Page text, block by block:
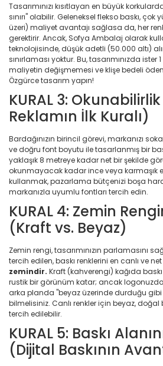
Tasarımınızı kısıtlayan en büyük
sınırı" olabilir. Geleneksel flekso baskı,
üzeri) maliyet avantajı sağlasa da, her
gerektirir. Ancak, Sofya Ambalaj olarak
teknolojisinde, düşük adetli (50.000 altı)
sınırlaması yoktur. Bu, tasarımınızda ister
maliyetin değişmemesi ve klişe bedeli
Özgürce tasarım yapın!
KURAL 3:
Reklamın İlk Kuralı)
Bardağınızın birincil görevi, markanızı
ve doğru font boyutu ile tasarlanmış bir
yaklaşık 8 metreye kadar net bir şekilde
okunmayacak kadar ince veya karmaşık el
kullanmak, pazarlama bütçenizi boşa
markanızla uyumlu fontları tercih edin.
KURAL 4: Zemin
(Kraft vs. Beyaz)
Zemin rengi, tasarımınızın parlamasını
tercih edilen, baskı renklerini en canlı ve
zemindir. Kraft (kahverengi) kağıda
rustik bir görünüm katar; ancak
arka planda "beyaz üzerinde durduğu
bilmelisiniz. Canlı renkler için beyaz,
tercih edilebilir.
KURAL 5: Baskı
(Dijital Baskının